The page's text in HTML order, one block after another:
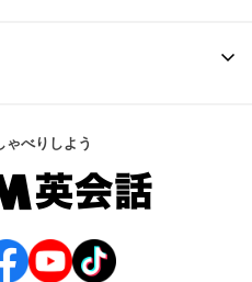
べりしよう